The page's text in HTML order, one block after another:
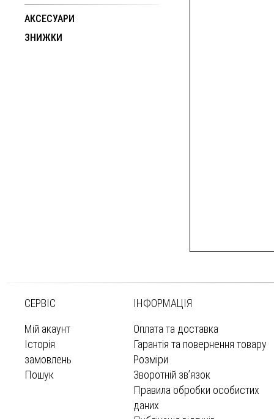
АКСЕСУАРИ
ЗНИЖКИ
СЕРВІС
Мій акаунт
Історія
замовлень
Пошук
ІНФОРМАЦІЯ
Оплата та доставка
Гарантія та повернення товару
Розміри
Зворотній зв’язок
Правила обробки особистих
даних